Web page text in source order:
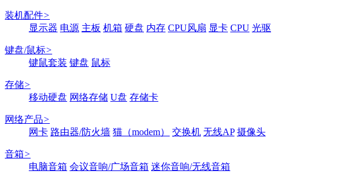
装机配件>
显示器 电源 主板 机箱 硬盘 内存 CPU风扇 显卡 CPU 光驱
键盘/鼠标>
键鼠套装 键盘 鼠标
存储>
移动硬盘 网络存储 U盘 存储卡
网络产品>
网卡 路由器/防火墙 猫（modem） 交换机 无线AP 摄像头
音箱>
电脑音箱 会议音响/广场音箱 迷你音响/无线音箱